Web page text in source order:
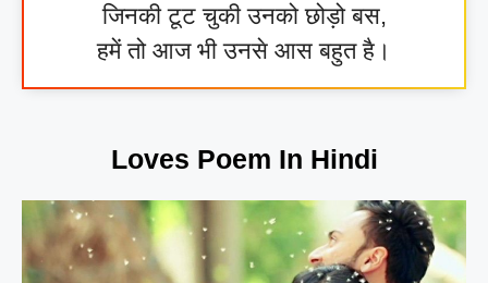
जिनकी टूट चुकी उनको छोड़ो बस,
हमें तो आज भी उनसे आस बहुत है।
Loves Poem In Hindi